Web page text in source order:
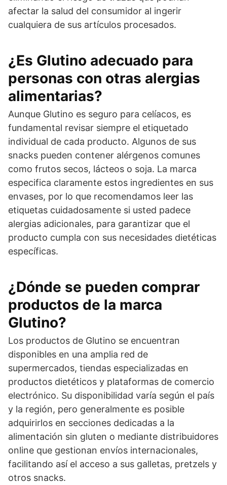
afectar la salud del consumidor al ingerir
cualquiera de sus artículos procesados.
¿Es Glutino adecuado para
personas con otras alergias
alimentarias?
Aunque Glutino es seguro para celíacos, es
fundamental revisar siempre el etiquetado
individual de cada producto. Algunos de sus
snacks pueden contener alérgenos comunes
como frutos secos, lácteos o soja. La marca
especifica claramente estos ingredientes en sus
envases, por lo que recomendamos leer las
etiquetas cuidadosamente si usted padece
alergias adicionales, para garantizar que el
producto cumpla con sus necesidades dietéticas
específicas.
¿Dónde se pueden comprar
productos de la marca
Glutino?
Los productos de Glutino se encuentran
disponibles en una amplia red de
supermercados, tiendas especializadas en
productos dietéticos y plataformas de comercio
electrónico. Su disponibilidad varía según el país
y la región, pero generalmente es posible
adquirirlos en secciones dedicadas a la
alimentación sin gluten o mediante distribuidores
online que gestionan envíos internacionales,
facilitando así el acceso a sus galletas, pretzels y
otros snacks.